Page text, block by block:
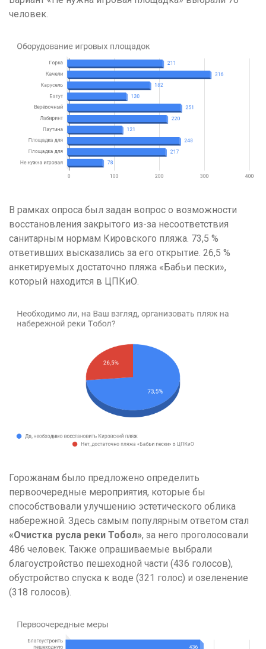
человек.
В рамках опроса был задан вопрос о возможности
восстановления закрытого из-за несоответствия
санитарным нормам Кировского пляжа. 73,5 %
ответивших высказались за его открытие. 26,5 %
анкетируемых достаточно пляжа «Бабьи пески»,
который находится в ЦПКиО.
Горожанам было предложено определить
первоочередные мероприятия, которые бы
способствовали улучшению эстетического облика
набережной. Здесь самым популярным ответом стал
«Очистка русла реки Тобол», за него проголосовали
486 человек. Также опрашиваемые выбрали
благоустройство пешеходной части (436 голосов),
обустройство спуска к воде (321 голос) и озеленение
(318 голосов).